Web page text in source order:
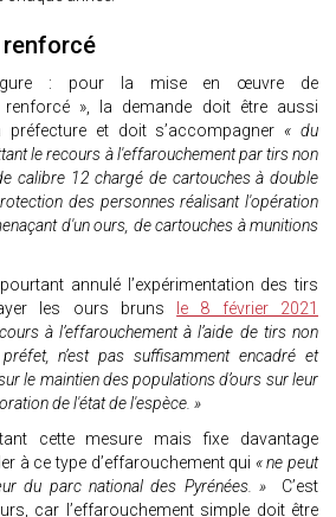
: pour la mise en œuvre de
renforcé », la demande doit être aussi
et doit s’accompagner « du
le recours à l'effarouchement par tirs non
calibre 12 chargé de cartouches à double
des personnes réalisant l'opération
d'un ours, de cartouches à munitions
annulé l’expérimentation des tirs
les ours bruns
le 8 février 2021
à l’effarouchement à l’aide de tirs non
n’est pas suffisamment encadré et
le maintien des populations d’ours sur leur
de l'état de l'espèce. »
cette mesure mais fixe davantage
à ce type d’effarouchement qui « ne peut
du parc national des Pyrénées. »
C’est
car l’effarouchement simple doit être